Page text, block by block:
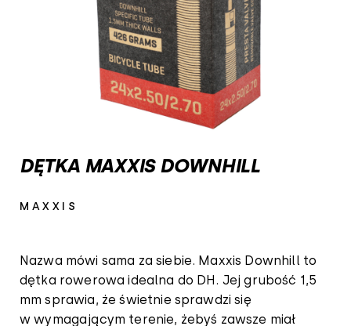
DĘTKA MAXXIS DOWNHILL
MAXXIS
Nazwa mówi sama za siebie. Maxxis Downhill to
dętka rowerowa idealna do DH. Jej grubość 1,5
mm sprawia, że świetnie sprawdzi się
w wymagającym terenie, żebyś zawsze miał